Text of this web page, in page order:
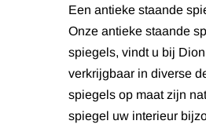
Een antieke staande
Onze antieke staande
spiegels, vindt u bij
verkrijgbaar in diverse
spiegels op maat zijn
spiegel uw interieur